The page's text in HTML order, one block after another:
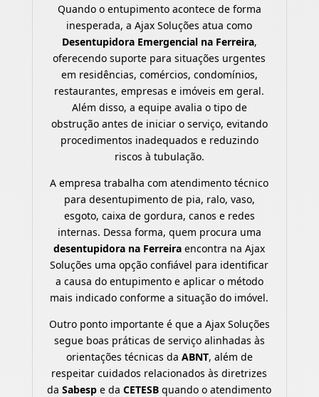
Quando o entupimento acontece de forma
inesperada, a Ajax Soluções atua como
Desentupidora Emergencial na Ferreira,
oferecendo suporte para situações urgentes
em residências, comércios, condomínios,
restaurantes, empresas e imóveis em geral.
Além disso, a equipe avalia o tipo de
obstrução antes de iniciar o serviço, evitando
procedimentos inadequados e reduzindo
riscos à tubulação.
A empresa trabalha com atendimento técnico
para desentupimento de pia, ralo, vaso,
esgoto, caixa de gordura, canos e redes
internas. Dessa forma, quem procura uma
desentupidora na Ferreira encontra na Ajax
Soluções uma opção confiável para identificar
a causa do entupimento e aplicar o método
mais indicado conforme a situação do imóvel.
Outro ponto importante é que a Ajax Soluções
segue boas práticas de serviço alinhadas às
orientações técnicas da ABNT, além de
respeitar cuidados relacionados às diretrizes
daSabesp e daCETESB quando o atendimento